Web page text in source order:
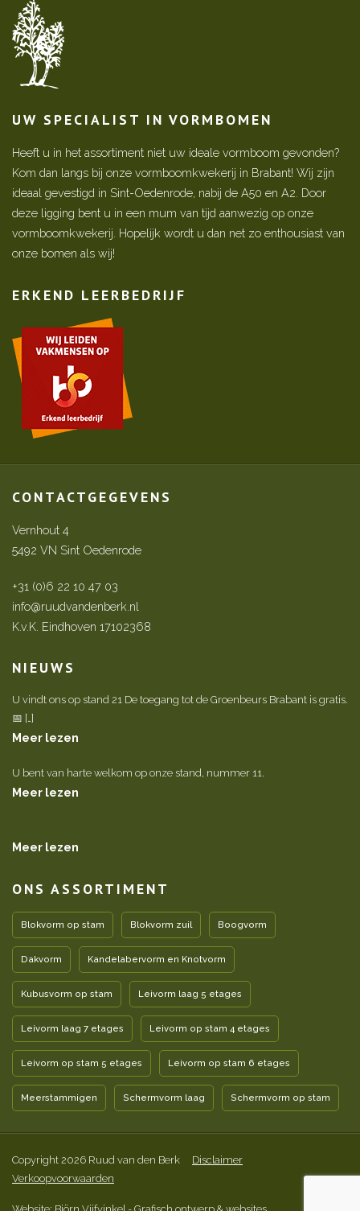
UW SPECIALIST IN VORMBOMEN
Heeft u in het assortiment niet uw ideale vormboom gevonden?
Kom dan langs bij onze vormboomkwekerij in Brabant! Wij zijn
ideaal gevestigd in Sint-Oedenrode, nabij de A50 en A2. Door
deze ligging bent u in een mum van tijd aanwezig op onze
vormboomkwekerij. Hopelijk wordt u dan net zo enthousiast van
onze bomen als wij!
ERKEND LEERBEDRIJF
CONTACTGEGEVENS
Vernhout 4
5492 VN Sint Oedenrode
+31 (0)6 22 10 47 03
info@ruudvandenberk.nl
K.v.K. Eindhoven 17102368
NIEUWS
U vindt ons op stand 21 De toegang tot de Groenbeurs Brabant is gratis.
📅 […]
Meer lezen
U bent van harte welkom op onze stand, nummer 11.
Meer lezen
Meer lezen
ONS ASSORTIMENT
Blokvorm op stam Blokvorm zuil Boogvorm
Dakvorm Kandelabervorm en Knotvorm
Kubusvorm op stam Leivorm laag 5 etages
Leivorm laag 7 etages Leivorm op stam 4 etages
Leivorm op stam 5 etages Leivorm op stam 6 etages
Meerstammigen Schermvorm laag Schermvorm op stam
Copyright 2026 Ruud van den Berk
Disclaimer
Verkoopvoorwaarden